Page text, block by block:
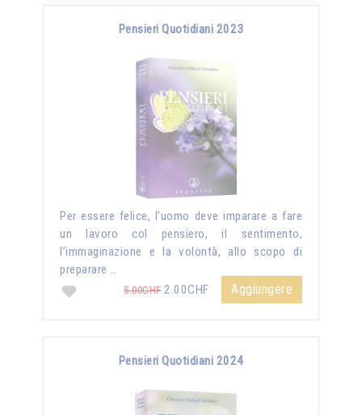
Pensieri Quotidiani 2023
Per essere felice, l’uomo deve imparare a fare
un lavoro col pensiero, il sentimento,
l’immaginazione e la volontà, allo scopo di
preparare …
5.00CHF2.00CHF Aggiungere
Pensieri Quotidiani 2024